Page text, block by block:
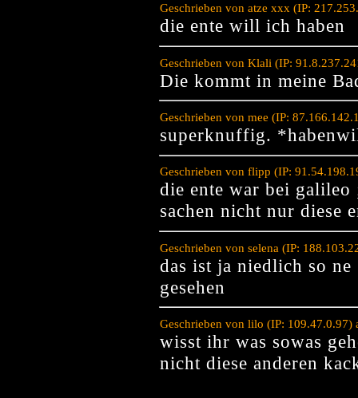
Geschrieben von atze xxx (IP:
die ente will ich haben
Geschrieben von Klali (IP:
Die kommt in meine
Geschrieben von mee (IP:
superknuffig.
Geschrieben von flipp (IP:
die ente war bei galileo
sachen nicht nur diese
Geschrieben von selena (IP:
das ist ja niedlich so
gesehen
Geschrieben von lilo (IP: 109.47.0.97)
wisst ihr was sowas
nicht diese anderen